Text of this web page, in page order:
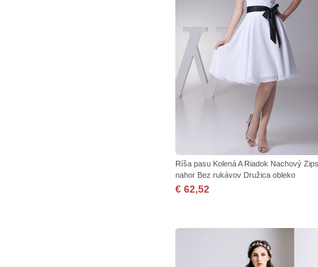
Ríša pasu Kolená A Riadok Nachový Zips
nahor Bez rukávov Družica obleko
€ 62,52